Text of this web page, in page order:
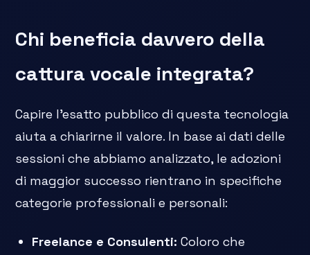
Chi beneficia davvero della
cattura vocale integrata?
Capire l'esatto pubblico di questa tecnologia
aiuta a chiarirne il valore. In base ai dati delle
sessioni che abbiamo analizzato, le adozioni
di maggior successo rientrano in specifiche
categorie professionali e personali:
Freelance e Consulenti: Coloro che